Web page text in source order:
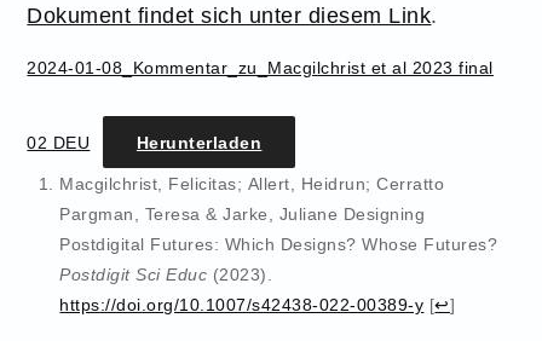
Dokument findet sich unter diesem Link.
2024-01-08_Kommentar_zu_Macgilchrist et al 2023 final
02 DEU Herunterladen
Macgilchrist, Felicitas; Allert, Heidrun; Cerratto
Pargman, Teresa & Jarke, Juliane Designing
Postdigital Futures: Which Designs? Whose Futures?
Postdigit Sci Educ (2023).
https://doi.org/10.1007/s42438-022-00389-y [↩]